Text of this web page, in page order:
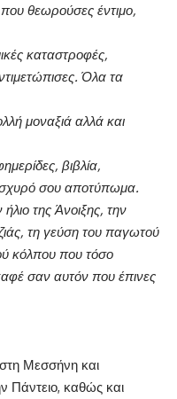
θεωρούσες έντιμο,
καταστροφές,
Όλα τα
μοναξιά αλλά και
βιβλία,
σου αποτύπωμα.
της Άνοιξης, την
τη γεύση του παγωτού
κόλπου που τόσο
σαν αυτόν που έπινες
Μεσσήνη και
Πάντειο, καθώς και